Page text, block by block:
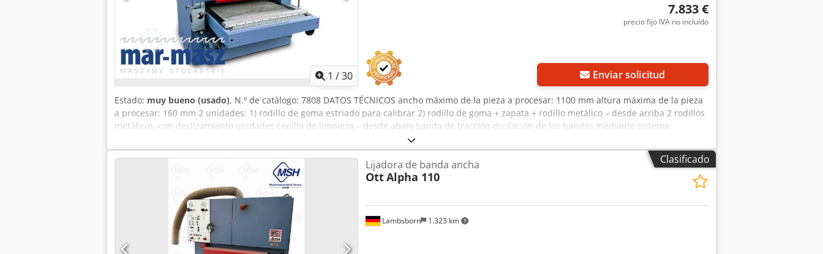
1 /30
7.833 €
precio fijo IVA no incluído
Enviar solicitud
Estado: muy bueno (usado), N.º de catálogo: 7808 DATOS TÉCNICOS ancho máximo de la pieza a procesar: 1100 mm altura máxima de la pieza
a procesar: 160 mm 2 unidades: 1) rodillo de goma estriado para calibrar 2) rodillo de goma + zapata + rodillo metálico – desde arriba 2 rodillos
metálicos, con deslizamiento unidades cepillo de limpieza – desde abajo banda de tracción oscilación de las bandas mediante sistema
neumático y fotocélulas elevación eléctrica de la mesa 2 tipos de velocidad de avance: 1,1 kW motor: 15 kW con freno neumático zapata
neumática adicional presión de trabajo: 6-8 bar diámetro de la conexión de extracción: 2x160 mm, 1x120 mm dimensiones totales
(largo/ancho/alto): 2700x2100x2200 mm peso aproximado: 3000 kg – Fabricación alemana – 2 unidades – Zapata neumática adicional – Sin
pintar Crodpfx Alsztambscef – Lijadora usada, en muy buen estado Precio neto: 32900 PLN Precio neto: 7833 EUR, dependiendo del tipo de
cambio de 4,2 EUR (Los precios pueden variar debido a mayores fluctuaciones)
Clasificado
Lambsborn 1.323 km
Lijadora de banda ancha
OttAlpha 110